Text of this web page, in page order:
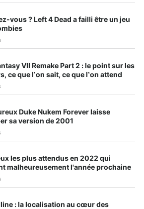
vous ? Left 4 Dead a failli être un jeu
VII Remake Part 2 : le point sur les
ce que l’on sait, ce que l’on attend
Duke Nukem Forever laisse
sa version de 2001
les plus attendus en 2022 qui
malheureusement l'année prochaine
: la localisation au cœur des